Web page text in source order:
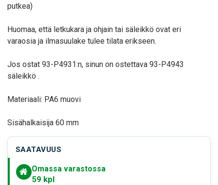
putkea)
Huomaa, että letkukara ja ohjain tai säleikkö ovat eri
varaosia ja ilmasuulake tulee tilata erikseen.
Jos ostat 93-P4931:n, sinun on ostettava 93-P4943
säleikkö .
Materiaali: PA6 muovi
Sisähalkaisija 60 mm
SAATAVUUS
Omassa varastossa
59 kpl